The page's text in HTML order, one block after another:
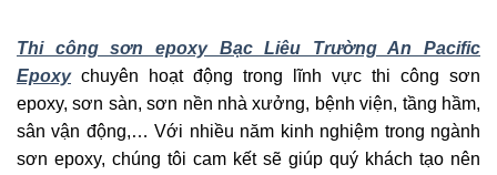
Thi công sơn epoxy Bạc Liêu Trường An Pacific
Epoxychuyên hoạt động trong lĩnh vực thi công sơn
epoxy, sơn sàn, sơn nền nhà xưởng, bệnh viện, tầng hầm,
sân vận động,… Với nhiều năm kinh nghiệm trong ngành
sơn epoxy, chúng tôi cam kết sẽ giúp quý khách tạo nên